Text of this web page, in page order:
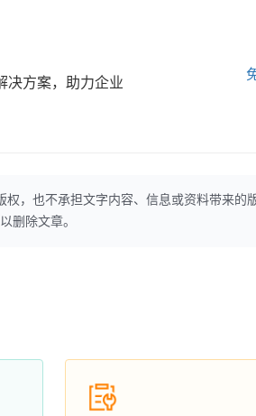
决方案，助力企业
，也不承担文字内容、信息或资料带来的
删除文章。